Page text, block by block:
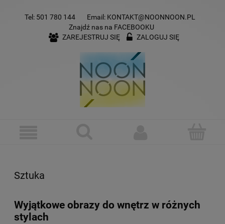
Tel: 501 780 144 Email: KONTAKT@NOONNOON.PL
Znajdź nas na FACEBOOKU
ZAREJESTRUJ SIĘ
ZALOGUJ SIĘ
Sztuka
Wyjątkowe obrazy do wnętrz w różnych
stylach